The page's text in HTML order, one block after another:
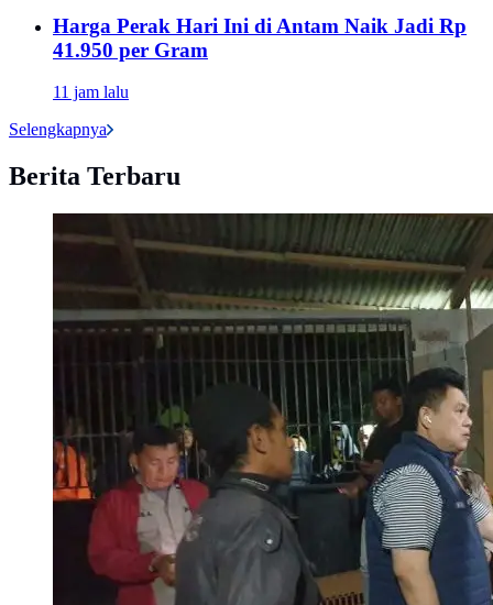
Harga Perak Hari Ini di Antam Naik Jadi Rp
41.950 per Gram
11 jam lalu
Selengkapnya
Berita Terbaru